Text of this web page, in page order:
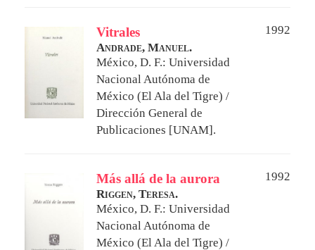
Vitrales
1992
Andrade, Manuel.
México, D. F.: Universidad
Nacional Autónoma de
México (El Ala del Tigre) /
Dirección General de
Publicaciones [UNAM].
Más allá de la aurora
1992
Riggen, Teresa.
México, D. F.: Universidad
Nacional Autónoma de
México (El Ala del Tigre) /